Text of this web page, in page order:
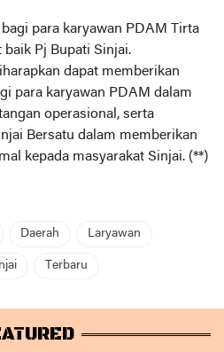
para karyawan PDAM Tirta
Pj Bupati Sinjai.
dapat memberikan
para karyawan PDAM dalam
operasional, serta
Bersatu dalam memberikan
kepada masyarakat Sinjai. (**)
Daerah Laryawan
Terbaru